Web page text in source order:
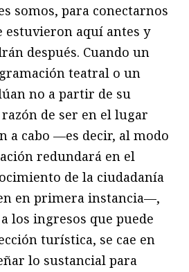
somos, para conectarnos
estuvieron aquí antes y
después. Cuando un
teatral o un
no a partir de su
de ser en el lugar
a cabo —es decir, al modo
redundará en el
de la ciudadanía
en primera instancia—,
los ingresos que puede
turística, se cae en
lo sustancial para